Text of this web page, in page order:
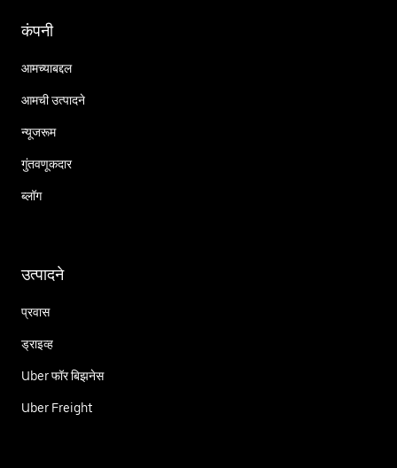
कंपनी
आमच्याबद्दल
आमची उत्पादने
न्यूजरूम
गुंतवणूकदार
ब्लॉग
उत्पादने
प्रवास
ड्राइव्ह
Uber फॉर बिझनेस
Uber Freight